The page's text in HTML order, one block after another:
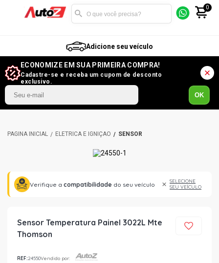
0
Adicione seu veículo
ECONOMIZE EM SUA PRIMEIRA COMPRA!
Cadastre-se e receba um cupom de desconto
exclusivo.
OK
ELÉTRICA E IGNIÇÃO SENSOR
Verifique a compatibilidade do seu veículo
SELECIONE
SEU VEÍCULO
Sensor Temperatura Painel 3022L Mte
Thomson
REF:24550Vendido por: